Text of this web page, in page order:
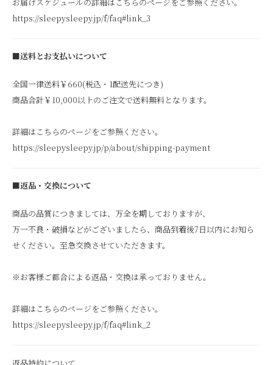
https://sleepysleepy.jp/f/faq#link_3
■送料とお支払いについて
全国一律送料￥660(税込・1配送先につき)
商品合計￥10,000以上のご注文で送料無料となります。
詳細はこちらのページをご参照ください。
https://sleepysleepy.jp/p/about/shipping-payment
■返品・交換について
商品の品質につきましては、万全を期しておりますが、
万一不良・破損などがございましたら、商品到着後7日以内にお知ら
せください。至急交換させていただきます。
※お客様ご都合による返品・交換は承っておりません。
詳細はこちらのページをご参照ください。
https://sleepysleepy.jp/f/faq#link_2
返品特約について